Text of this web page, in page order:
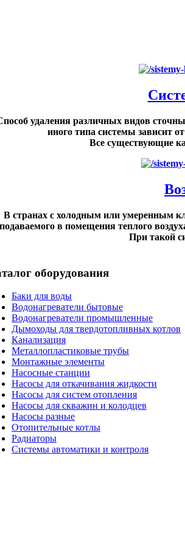
удаления различных видов
иного типа системы зависит
Все существующие
В странах с холодным или умеренным
подаваемого в помещения теплого
При такой
оборудования
Баки для воды
Водонагреватели бытовые
Водонагреватели промышленные
Дымоходы для твердотопливных котлов
Канализация
Металлопластиковые трубы
Монтажные элементы
Насосные станции
Насосы для откачивания жидкости
Насосы для систем отопления
Насосы для скважин и колодцев
Насосы разные
Отопительные котлы
Радиаторы
Системы автоматики и контроля